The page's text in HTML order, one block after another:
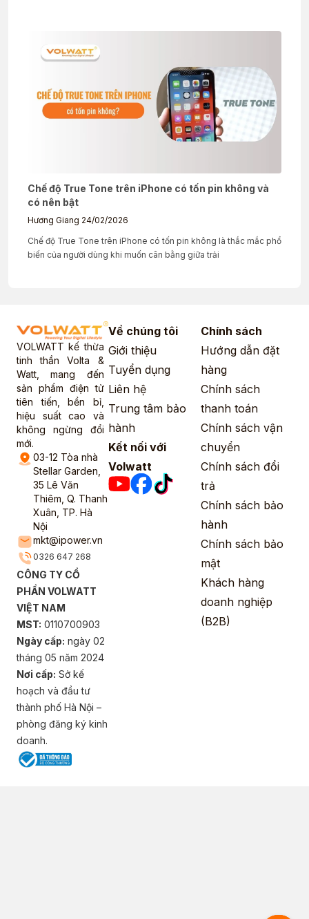
Chế độ True Tone trên iPhone có tốn pin không và
có nên bật
Hương Giang 24/02/2026
Chế độ True Tone trên iPhone có tốn pin không là thắc mắc phổ
biến của người dùng khi muốn cân bằng giữa trải
VOLWATT kế thừa
tinh thần Volta &
Watt, mang đến
sản phẩm điện tử
tiên tiến, bền bỉ,
hiệu suất cao và
không ngừng đổi
mới.
03-12 Tòa nhà
Stellar Garden,
35 Lê Văn
Thiêm, Q. Thanh
Xuân, TP. Hà
Nội
mkt@ipower.vn
0326 647 268
CÔNG TY CỔ
PHẦN VOLWATT
VIỆT NAM
MST: 0110700903
Ngày cấp: ngày 02
tháng 05 năm 2024
Nơi cấp: Sở kế
hoạch và đầu tư
thành phố Hà Nội –
phòng đăng ký kinh
doanh.
Về chúng tôi
Giới thiệu
Tuyển dụng
Liên hệ
Trung tâm bảo
hành
Kết nối với
Volwatt
Chính sách
Hướng dẫn đặt
hàng
Chính sách
thanh toán
Chính sách vận
chuyển
Chính sách đổi
trả
Chính sách bảo
hành
Chính sách bảo
mật
Khách hàng
doanh nghiệp
(B2B)